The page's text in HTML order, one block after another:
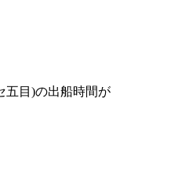
五目)の出船時間が